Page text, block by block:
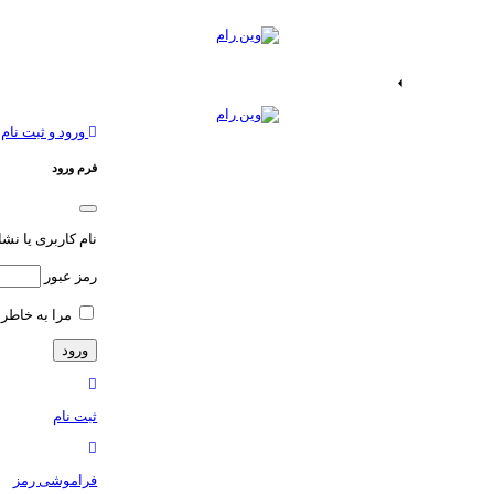
ورود و ثبت نام
فرم ورود
نام کاربری یا
رمز عبور
مرا به خاطر
ثبت نام
فراموشی رمز